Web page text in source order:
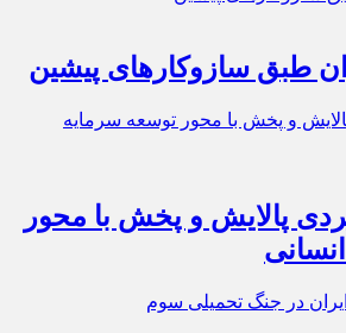
طبق سازوکارهای پیشین
پالایش و پخش با محور